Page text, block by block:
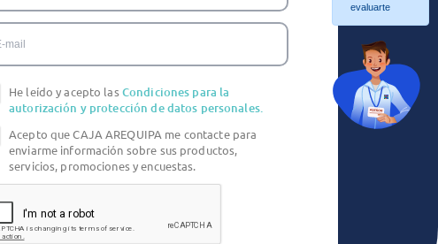
mail
He leído y acepto lasCondiciones para la
autorización y protección de datos personales.
Acepto que CAJA AREQUIPA me contacte para
enviarme información sobre sus productos,
servicios, promociones y encuestas.
evaluarte